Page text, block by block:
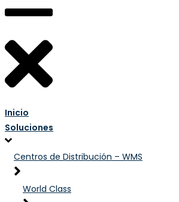
Inicio
Soluciones
Centros de Distribución – WMS
World Class